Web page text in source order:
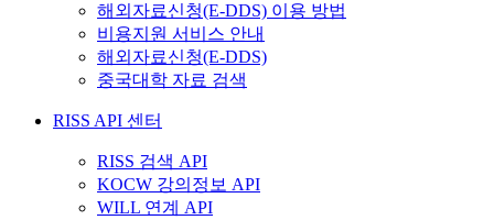
해외자료신청(E-DDS) 이용 방법
비용지원 서비스 안내
해외자료신청(E-DDS)
중국대학 자료 검색
RISS API 센터
RISS 검색 API
KOCW 강의정보 API
WILL 연계 API